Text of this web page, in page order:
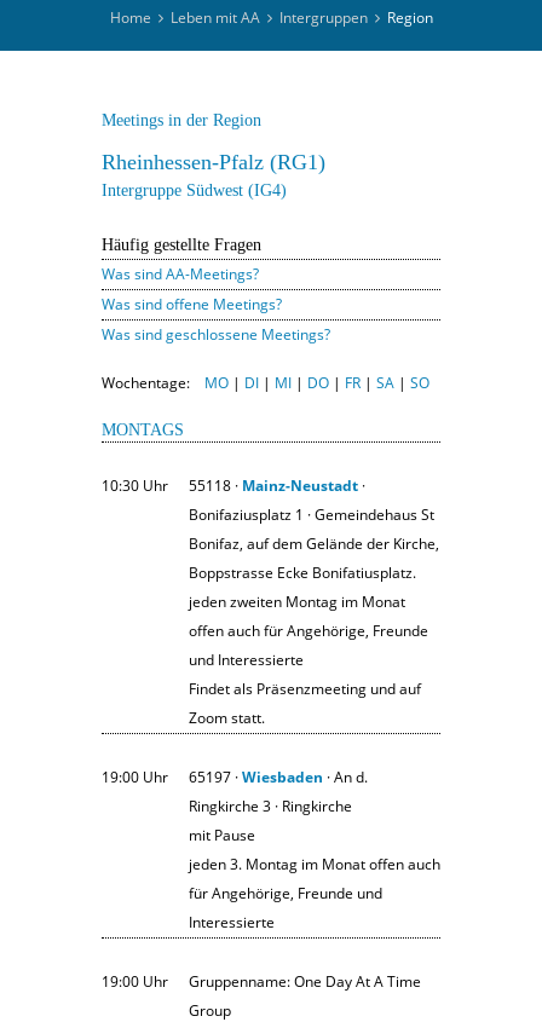
Home Leben mit AA Intergruppen Region
Meetings in der Region
Rheinhessen-Pfalz (RG1)
Intergruppe Südwest (IG4)
Häufig gestellte Fragen
Was sind AA-Meetings?
Was sind offene Meetings?
Was sind geschlossene Meetings?
Wochentage: MO | DI | MI | DO | FR | SA | SO
MONTAGS
10:30 Uhr 55118 · Mainz-Neustadt ·
Bonifaziusplatz 1 · Gemeindehaus St
Bonifaz, auf dem Gelände der Kirche,
Boppstrasse Ecke Bonifatiusplatz.
jeden zweiten Montag im Monat
offen auch für Angehörige, Freunde
und Interessierte
Findet als Präsenzmeeting und auf
Zoom statt.
19:00 Uhr 65197 ·Wiesbaden · An d.
Ringkirche 3 · Ringkirche
mit Pause
jeden 3. Montag im Monat offen auch
für Angehörige, Freunde und
Interessierte
19:00 Uhr
Gruppenname: One Day At A Time
Group